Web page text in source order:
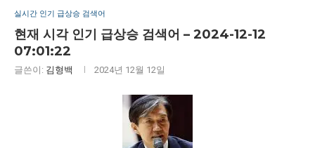
실시간 인기 급상승 검색어
현재 시각 인기 급상승 검색어 – 2024-12-12
07:01:22
글쓴이: 김형백 2024년 12월 12일